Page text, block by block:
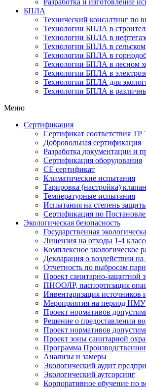
Разработка и изготовление
БПЛА
Технический консалтинг
Технологии БПЛА в
Технологии БПЛА в
Технологии БПЛА в сельском
Технологии БПЛА в
Технологии БПЛА в лесном
Технологии БПЛА в
Технологии БПЛА для
Технологии БПЛА в
Меню
Сертификация
Cертификат соответствия ТР
Добровольная сертификация
Разработка документации и
Сертификация оборудования
CE cертификат
Климатические испытания
Тарировка (настройка)
Температурные испытания
Испытания на степень
Сертификация по
Экологическая безопасность
Государственная
Лицензия на отходы 1-4
Комплексное экологическое
Декларация о воздействии
Отчетность по выбросам
Проект санитарно-защитной
ПНООЛР, паспортизация
Инвентаризация источников
Мероприятия на период НМУ
Проект нормативов
Решение о предоставлении
Проект нормативов
Проект зоны санитарной
Программа
Анализы и замеры
Экологический аудит
Экологический аутсорсинг
Корпоративное обучение по